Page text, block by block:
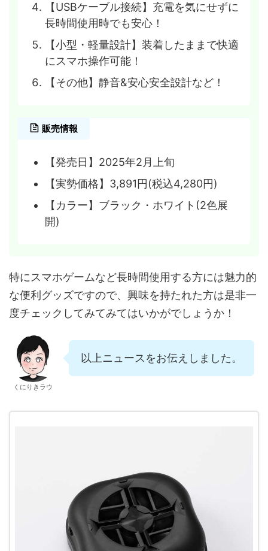
【USBケーブル接続】充電を気にせずに
長時間使用時でも安心！
【小型・軽量設計】装着したままで快適
にスマホ操作可能！
【その他】静音&安心安全設計など！
販売情報
【発売日】2025年2月上旬
【実勢価格】3,891円(税込4,280円)
【カラー】ブラック・ホワイト(2色展
開)
特にスマホゲームなど長時間使用する方には魅力的
な便利グッズですので、興味を持たれた方は是非一
度チェックしてみてみてはいかがでしょうか！
くにりきラウ
以上ニュースをお伝えしました。